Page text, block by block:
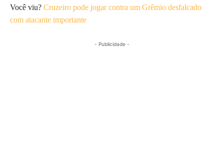
Você viu? Cruzeiro pode jogar contra um Grêmio desfalcado
com atacante importante
- Publicidade -